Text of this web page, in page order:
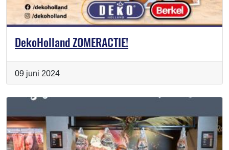
DekoHolland ZOMERACTIE!
09 juni 2024